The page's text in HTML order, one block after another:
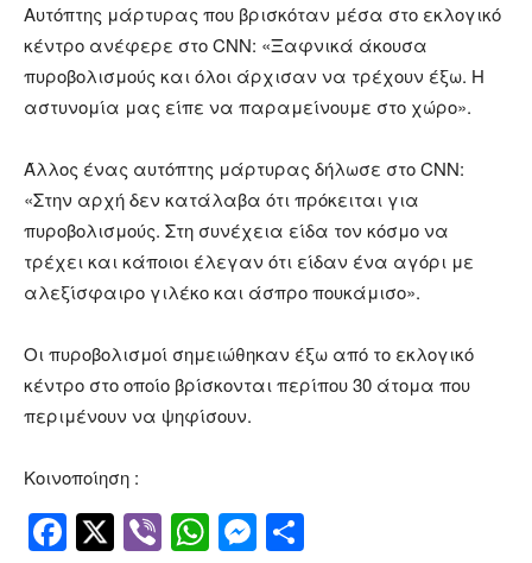
Αυτόπτης μάρτυρας που βρισκόταν μέσα στο εκλογικό
κέντρο ανέφερε στο CNN: «Ξαφνικά άκουσα
πυροβολισμούς και όλοι άρχισαν να τρέχουν έξω. Η
αστυνομία μας είπε να παραμείνουμε στο χώρο».
Άλλος ένας αυτόπτης μάρτυρας δήλωσε στο CNN:
«Στην αρχή δεν κατάλαβα ότι πρόκειται για
πυροβολισμούς. Στη συνέχεια είδα τον κόσμο να
τρέχει και κάποιοι έλεγαν ότι είδαν ένα αγόρι με
αλεξίσφαιρο γιλέκο και άσπρο πουκάμισο».
Οι πυροβολισμοί σημειώθηκαν έξω από το εκλογικό
κέντρο στο οποίο βρίσκονται περίπου 30 άτομα που
περιμένουν να ψηφίσουν.
Κοινοποίηση :
Facebook
Twitter
ViberWhatsApp
Messenger